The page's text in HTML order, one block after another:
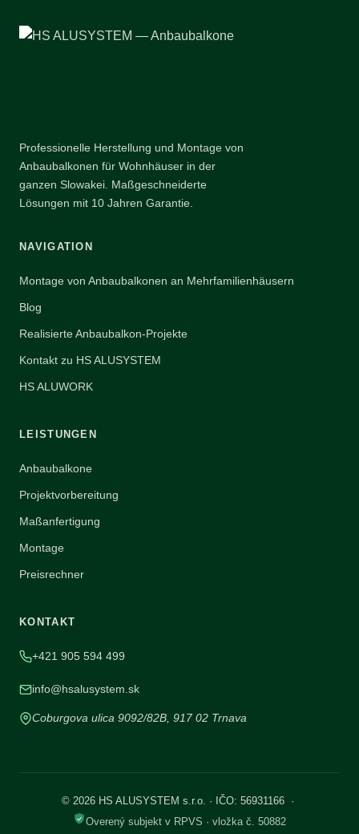
Professionelle Herstellung und Montage von
Anbaubalkonen für Wohnhäuser in der
ganzen Slowakei. Maßgeschneiderte
Lösungen mit 10 Jahren Garantie.
NAVIGATION
Montage von Anbaubalkonen an Mehrfamilienhäusern
Blog
Realisierte Anbaubalkon-Projekte
Kontakt zu HS ALUSYSTEM
HS ALUWORK
LEISTUNGEN
Anbaubalkone
Projektvorbereitung
Maßanfertigung
Montage
Preisrechner
KONTAKT
+421 905 594 499
info@hsalusystem.sk
Coburgova ulica 9092/82B, 917 02 Trnava
© 2026 HS ALUSYSTEM s.r.o. · IČO: 56931166 ·
Overený subjekt v RPVS · vložka č. 50882